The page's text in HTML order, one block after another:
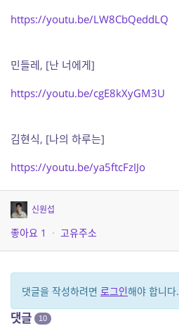
https://youtu.be/LW8CbQeddLQ
민들레, [난 너에게]
https://youtu.be/cgE8kXyGM3U
김현식, [나의 하루는]
https://youtu.be/ya5ftcFzIJo
신원섭
좋아요 1 · 고유주소
댓글을 작성하려면 로그인해야 합니다.
댓글 10